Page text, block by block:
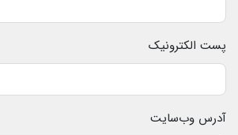
پست الکترونیک
آدرس وب‌سایت